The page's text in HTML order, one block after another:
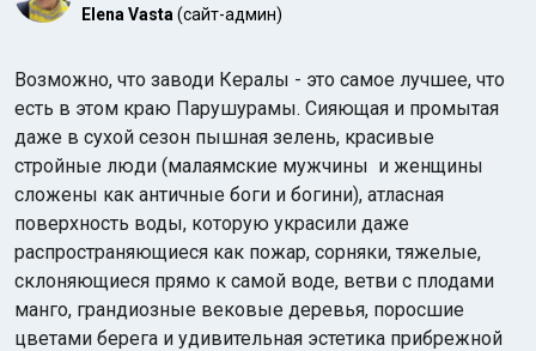
Elena Vasta (сайт-админ)
Возможно, что заводи Кералы - это самое лучшее, что
есть в этом краю Парушурамы. Сияющая и промытая
даже в сухой сезон пышная зелень, красивые
стройные люди (малаямские мужчины и женщины
сложены как античные боги и богини), атласная
поверхность воды, которую украсили даже
распространяющиеся как пожар, сорняки, тяжелые,
склоняющиеся прямо к самой воде, ветви с плодами
манго, грандиозные вековые деревья, поросшие
цветами берега и удивительная эстетика прибрежной